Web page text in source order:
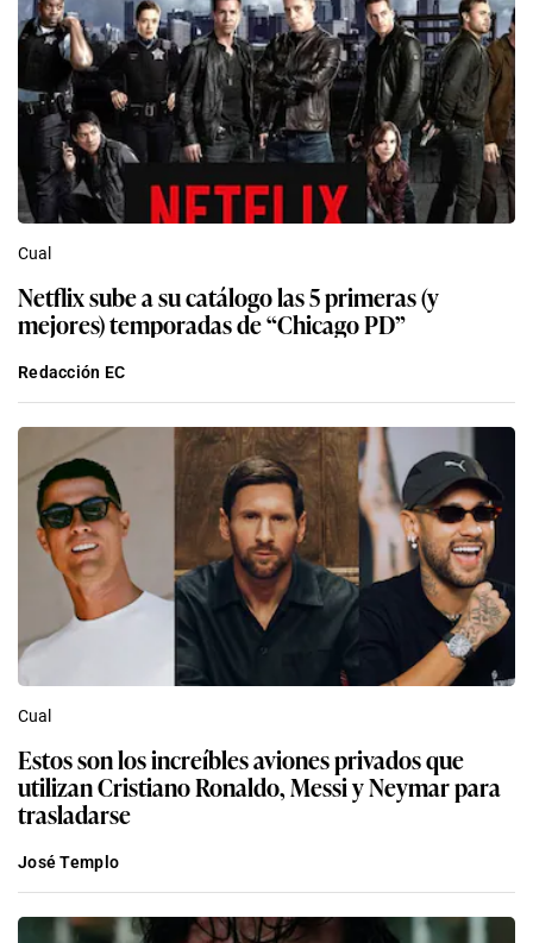
Cual
Netflix sube a su catálogo las 5 primeras (y
mejores) temporadas de “Chicago PD”
Redacción EC
Cual
Estos son los increíbles aviones privados que
utilizan Cristiano Ronaldo, Messi y Neymar para
trasladarse
José Templo